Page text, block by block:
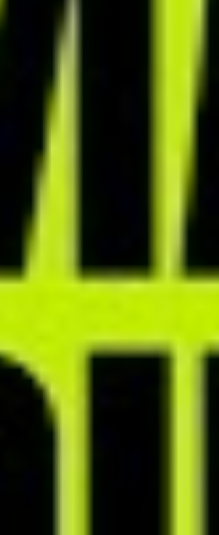
Zwiększ wartość swoich usług
dzięki aplikacji mobilnej
z aplikacji i zapewnij sobie powtarzalny, pasywny przychód.
MODUŁY ZARZĄDZANIA GABINETEM
Efektywnie organizuj swoją
pracę